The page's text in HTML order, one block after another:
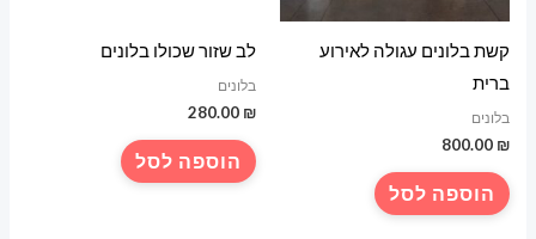
קשת בלונים עגולה לאירוע
ברית
בלונים
800.00 ₪
הוספה לסל
לב שזור שכולו בלונים
בלונים
280.00 ₪
הוספה לסל